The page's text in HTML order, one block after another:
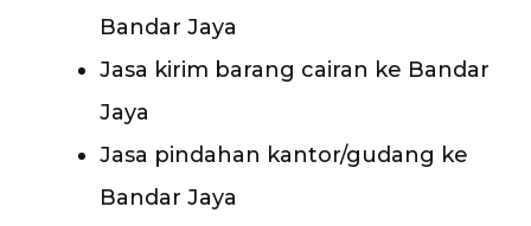
Bandar Jaya
Jasa kirim barang cairan ke Bandar
Jaya
Jasa pindahan kantor/gudang ke
Bandar Jaya